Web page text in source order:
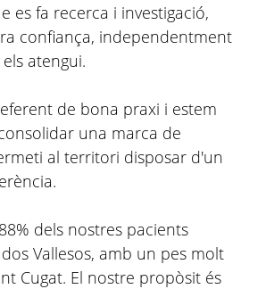
es fa recerca i investigació,
confiança, independentment
atengui.
de bona praxi i estem
una marca de
al territori disposar d'un
dels nostres pacients
Vallesos, amb un pes molt
Cugat. El nostre propòsit és